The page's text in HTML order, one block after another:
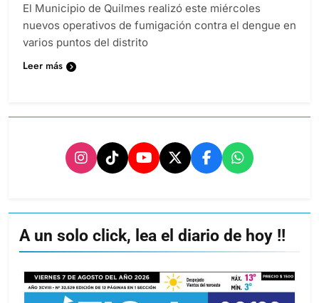
El Municipio de Quilmes realizó este miércoles
nuevos operativos de fumigación contra el dengue en
varios puntos del distrito
Leer más
A un solo click, lea el diario de hoy !!